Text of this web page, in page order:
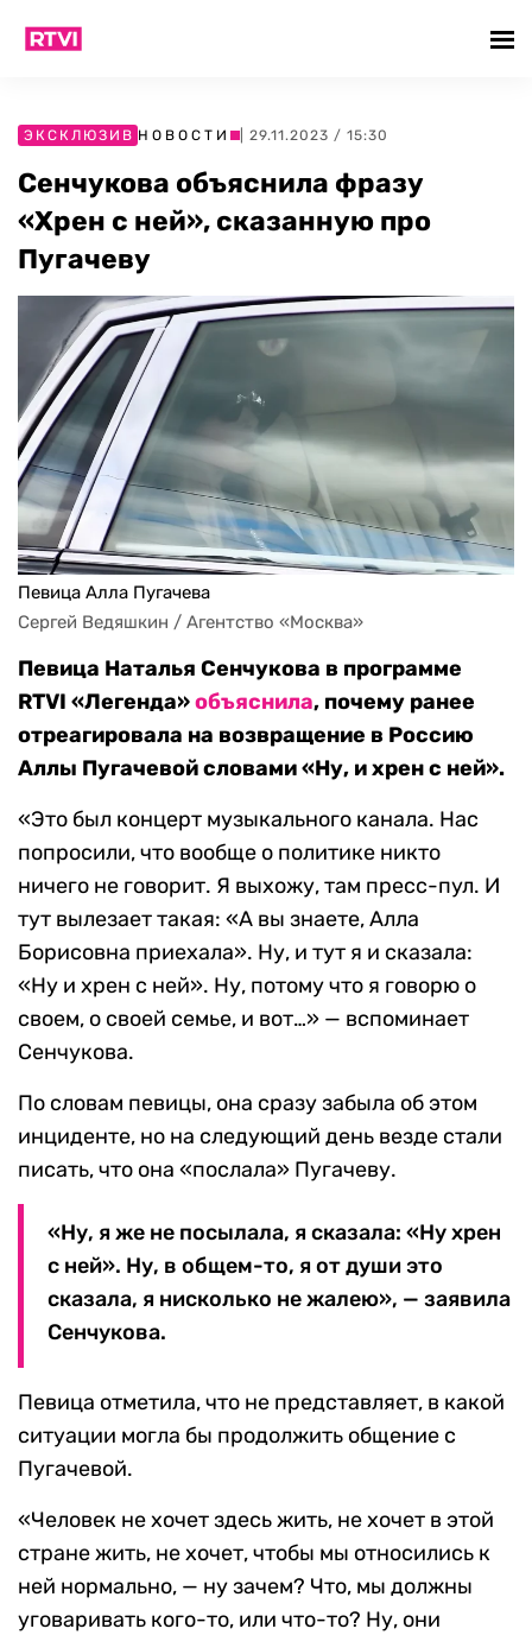
ЭКСКЛЮЗИВ НОВОСТИ | 29.11.2023 / 15:30
Сенчукова объяснила фразу
«Хрен с ней», сказанную про
Пугачеву
Певица Алла Пугачева
Сергей Ведяшкин / Агентство «Москва»
Певица Наталья Сенчукова в программе
RTVI «Легенда»объяснила, почему ранее
отреагировала на возвращение в Россию
Аллы Пугачевой словами «Ну, и хрен с ней».
«Это был концерт музыкального канала. Нас
попросили, что вообще о политике никто
ничего не говорит. Я выхожу, там пресс-пул. И
тут вылезает такая: «А вы знаете, Алла
Борисовна приехала». Ну, и тут я и сказала:
«Ну и хрен с ней». Ну, потому что я говорю о
своем, о своей семье, и вот…» — вспоминает
Сенчукова.
По словам певицы, она сразу забыла об этом
инциденте, но на следующий день везде стали
писать, что она «послала» Пугачеву.
«Ну, я же не посылала, я сказала: «Ну хрен
с ней». Ну, в общем-то, я от души это
сказала, я нисколько не жалею», — заявила
Сенчукова.
Певица отметила, что не представляет, в какой
ситуации могла бы продолжить общение с
Пугачевой.
«Человек не хочет здесь жить, не хочет в этой
стране жить, не хочет, чтобы мы относились к
ней нормально, — ну зачем? Что, мы должны
уговаривать кого-то, или что-то? Ну, они